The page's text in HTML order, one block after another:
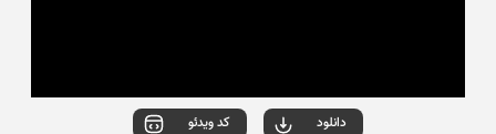
دانلود کد ویدئو